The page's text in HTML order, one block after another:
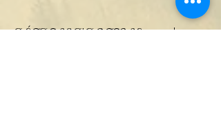
DÉTAILS D'ARTICLE